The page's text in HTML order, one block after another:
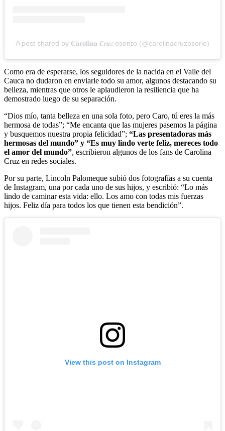
A post shared by 𝐂𝐚𝐫𝐨𝐥𝐢𝐧𝐚 𝑪𝒓𝒖𝒛 ᴏsᴏʀɪᴏ (@carolinacruzosorio)
Como era de esperarse, los seguidores de la nacida en el Valle del
Cauca no dudaron en enviarle todo su amor, algunos destacando su
belleza, mientras que otros le aplaudieron la resiliencia que ha
demostrado luego de su separación.
“Dios mío, tanta belleza en una sola foto, pero Caro, tú eres la más
hermosa de todas”; “Me encanta que las mujeres pasemos la página
y busquemos nuestra propia felicidad”; “Las presentadoras más
hermosas del mundo” y “Es muy lindo verte feliz, mereces todo
el amor del mundo”, escribieron algunos de los fans de Carolina
Cruz en redes sociales.
Por su parte, Lincoln Palomeque subió dos fotografías a su cuenta
de Instagram, una por cada uno de sus hijos, y escribió: “Lo más
lindo de caminar esta vida: ello. Los amo con todas mis fuerzas
hijos. Feliz día para todos los que tienen esta bendición”.
View this post on Instagram